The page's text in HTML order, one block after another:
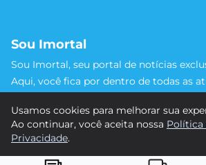
Sou Imortal
Sou Imortal, seu portal de notícias
Aqui, você fica por dentro de todas as
detalhe da trajetória do nosso time
#Grêmio #SouImortal
Usamos cookies para melhorar sua
Ao continuar, você aceita nossa Política
Privacidade.